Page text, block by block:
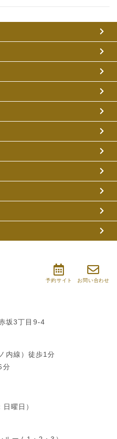
予約サイト お問い合わせ
坂3丁目9-4
内線）徒歩1分
分
曜日）